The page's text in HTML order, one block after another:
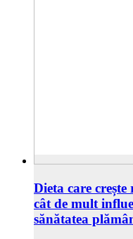
Dieta care
cât de mult
sănătatea